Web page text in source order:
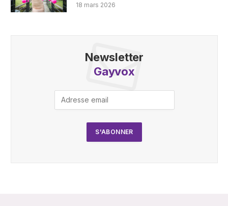
18 mars 2026
Newsletter
Gayvox